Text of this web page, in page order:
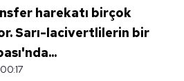
harekatı birçok
Sarı-lacivertlilerin bir